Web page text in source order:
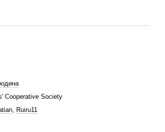
Cooperative Society
, Ruiru11